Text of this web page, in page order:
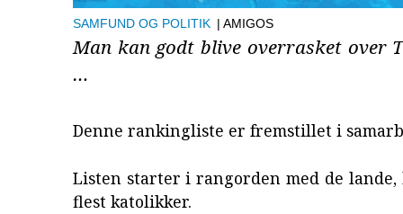
SAMFUND OG POLITIK | AMIGOS
Man kan godt blive overrasket over
…
Denne rankingliste er fremstillet i
Listen starter i rangorden med de
flest katolikker.